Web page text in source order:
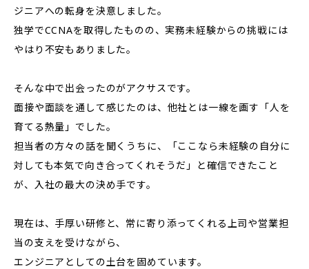
ジニアへの転身を決意しました。
独学でCCNAを取得したものの、実務未経験からの挑戦には
やはり不安もありました。
そんな中で出会ったのがアクサスです。
面接や面談を通して感じたのは、他社とは一線を画す「人を
育てる熱量」でした。
担当者の方々の話を聞くうちに、「ここなら未経験の自分に
対しても本気で向き合ってくれそうだ」と確信できたこと
が、入社の最大の決め手です。
現在は、手厚い研修と、常に寄り添ってくれる上司や営業担
当の支えを受けながら、
エンジニアとしての土台を固めています。